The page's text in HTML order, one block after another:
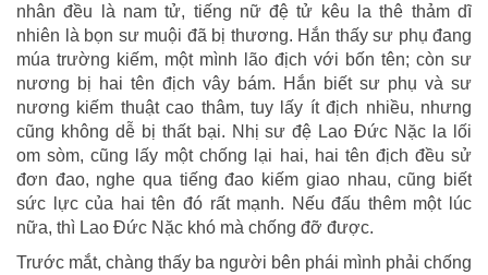
nhân đều là nam tử, tiếng nữ đệ tử kêu la thê thảm dĩ
nhiên là bọn sư muội đã bị thương. Hắn thấy sư phụ đang
múa trường kiếm, một mình lão địch với bốn tên; còn sư
nương bị hai tên địch vây bám. Hắn biết sư phụ và sư
nương kiếm thuật cao thâm, tuy lấy ít địch nhiều, nhưng
cũng không dễ bị thất bại. Nhị sư đệ Lao Đức Nặc la lối
om sòm, cũng lấy một chống lại hai, hai tên địch đều sử
đơn đao, nghe qua tiếng đao kiếm giao nhau, cũng biết
sức lực của hai tên đó rất mạnh. Nếu đấu thêm một lúc
nữa, thì Lao Đức Nặc khó mà chống đỡ được.
Trước mắt, chàng thấy ba người bên phái mình phải chống